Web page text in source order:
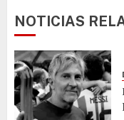
NOTICIAS